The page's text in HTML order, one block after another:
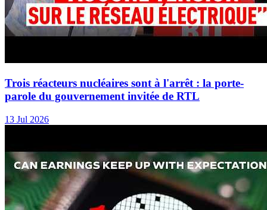
Trois réacteurs nucléaires sont à l'arrêt : la porte-
parole du gouvernement invitée de RTL
13 Jul 2026